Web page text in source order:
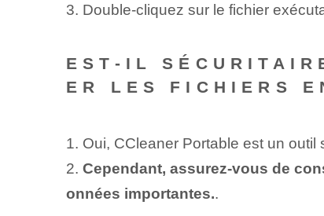
3. Double-cliquez sur le fichier
EST-IL
ER LES FICHIERS
1. Oui, CCleaner Portable est un
2. Cependant, assurez-vous de
onnées importantes..